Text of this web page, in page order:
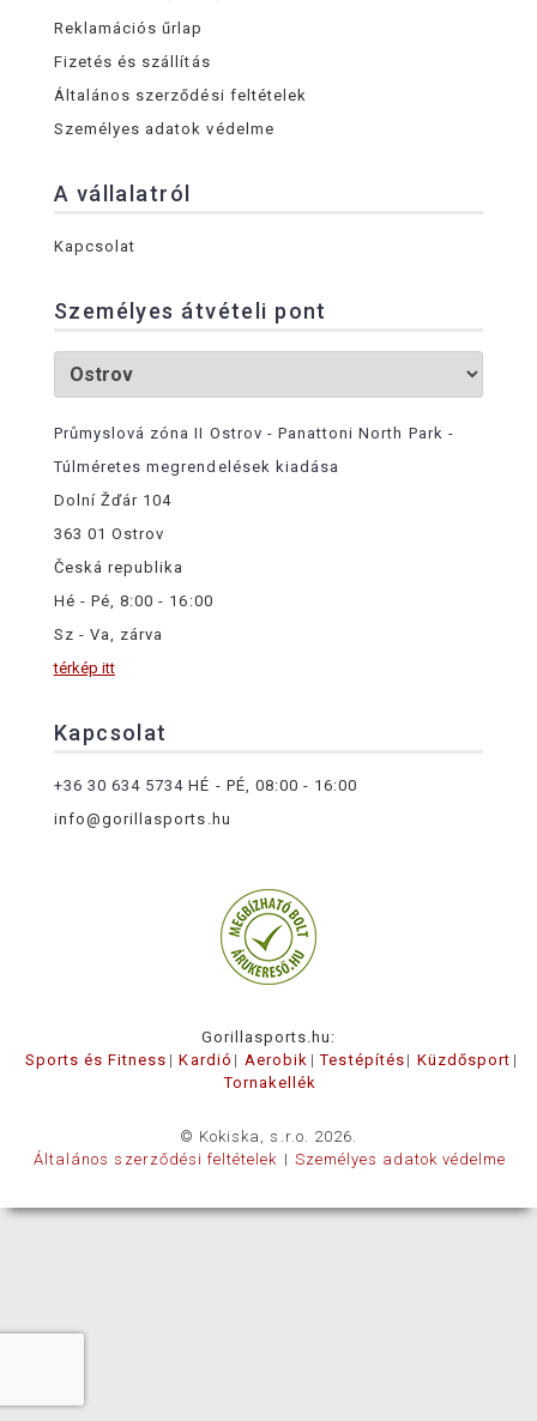
Reklamációs űrlap
Fizetés és szállítás
Általános szerződési feltételek
Személyes adatok védelme
A vállalatról
Kapcsolat
Személyes átvételi pont
Průmyslová zóna II Ostrov - Panattoni North Park -
Túlméretes megrendelések kiadása
Dolní Žďár 104
363 01 Ostrov
Česká republika
Hé - Pé, 8:00 - 16:00
Sz - Va, zárva
térkép itt
Kapcsolat
+36 30 634 5734 HÉ - PÉ, 08:00 - 16:00
info@gorillasports.hu
Gorillasports.hu:
Sports és Fitness
Kardió Aerobik Testépítés
Küzdősport
Tornakellék
© Kokiska, s.r.o. 2026.
Általános szerződési feltételek
Személyes adatok védelme